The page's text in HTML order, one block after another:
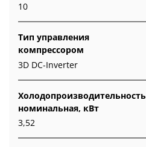
10
Тип управления
компрессором
3D DC-Inverter
Холодопроизводительность
номинальная, кВт
3,52